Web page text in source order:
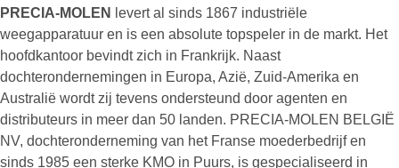
PRECIA-MOLEN
levert al sinds 1867 industriële
weegapparatuur en is een absolute topspeler in de markt. Het
hoofdkantoor bevindt zich in Frankrijk. Naast
dochterondernemingen in Europa, Azië, Zuid-Amerika en
Australië wordt zij tevens ondersteund door agenten en
distributeurs in meer dan 50 landen. PRECIA-MOLEN BELGIË
NV, dochteronderneming van het Franse moederbedrijf en
sinds 1985 een sterke KMO in Puurs, is gespecialiseerd in